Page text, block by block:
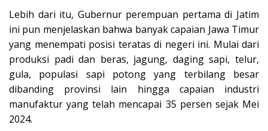
Lebih dari itu, Gubernur perempuan pertama di Jatim
ini pun menjelaskan bahwa banyak capaian Jawa Timur
yang menempati posisi teratas di negeri ini. Mulai dari
produksi padi dan beras, jagung, daging sapi, telur,
gula, populasi sapi potong yang terbilang besar
dibanding provinsi lain hingga capaian industri
manufaktur yang telah mencapai 35 persen sejak Mei
2024.